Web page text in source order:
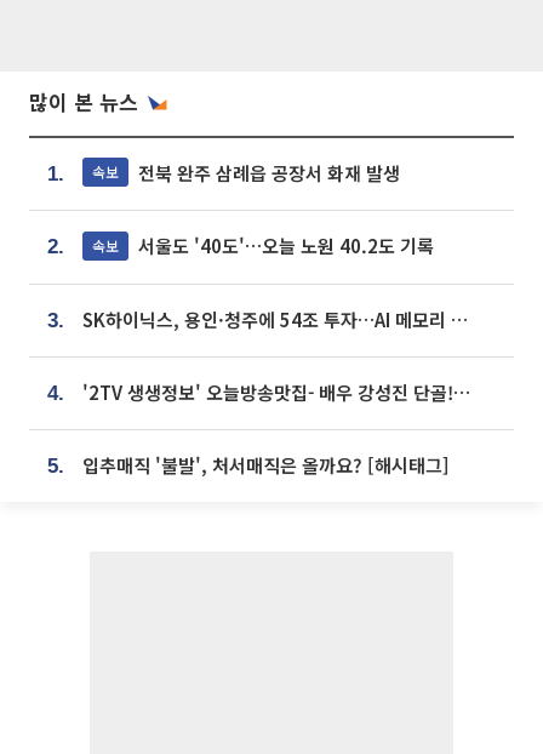
많이 본 뉴스
1. 속보 전북 완주 삼례읍 공장서 화재 발생
2. 속보 서울도 '40도'…오늘 노원 40.2도 기록
3. SK하이닉스, 용인·청주에 54조 투자…AI 메모리 생산기지 키운다
4. '2TV 생생정보' 오늘방송맛집- 배우 강성진 단골! 쌀국수ㆍ푸팟퐁 커리 맛집 '블○○○'
5. 입추매직 '불발', 처서매직은 올까요? [해시태그]